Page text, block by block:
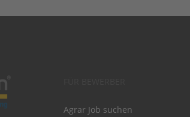
Agrar Job suchen